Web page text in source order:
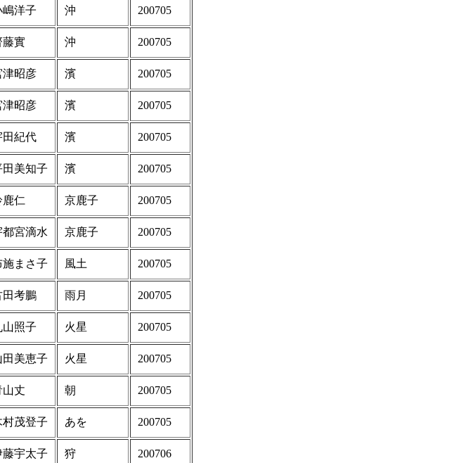
嶋洋子 沖 200705
藤實 沖 200705
津昭彦 濱 200705
津昭彦 濱 200705
田紀代 濱 200705
田美知子 濱 200705
鹿仁 京鹿子 200705
都宮滴水 京鹿子 200705
施まさ子 風土 200705
田考鵬 雨月 200705
山照子 火星 200705
田美恵子 火星 200705
山丈 朝 200705
村茂登子 あを 200705
藤宇太子 狩 200706